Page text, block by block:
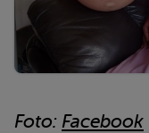
Foto: Facebook